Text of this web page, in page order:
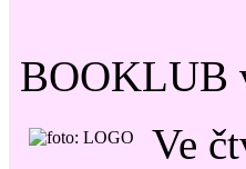
BOOKLUB
Ve